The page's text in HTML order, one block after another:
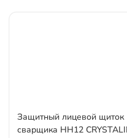
Защитный лицевой щиток
сварщика НН12